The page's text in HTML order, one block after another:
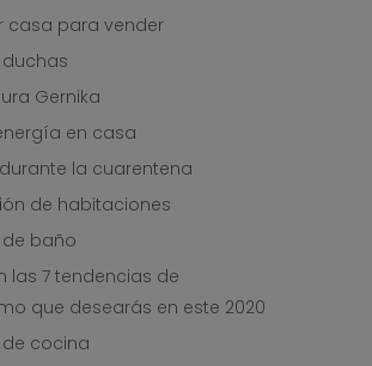
casa para vender
Gernika
en casa
la cuarentena
de habitaciones
de baño
las 7 tendencias de
que desearás en este 2020
cocina